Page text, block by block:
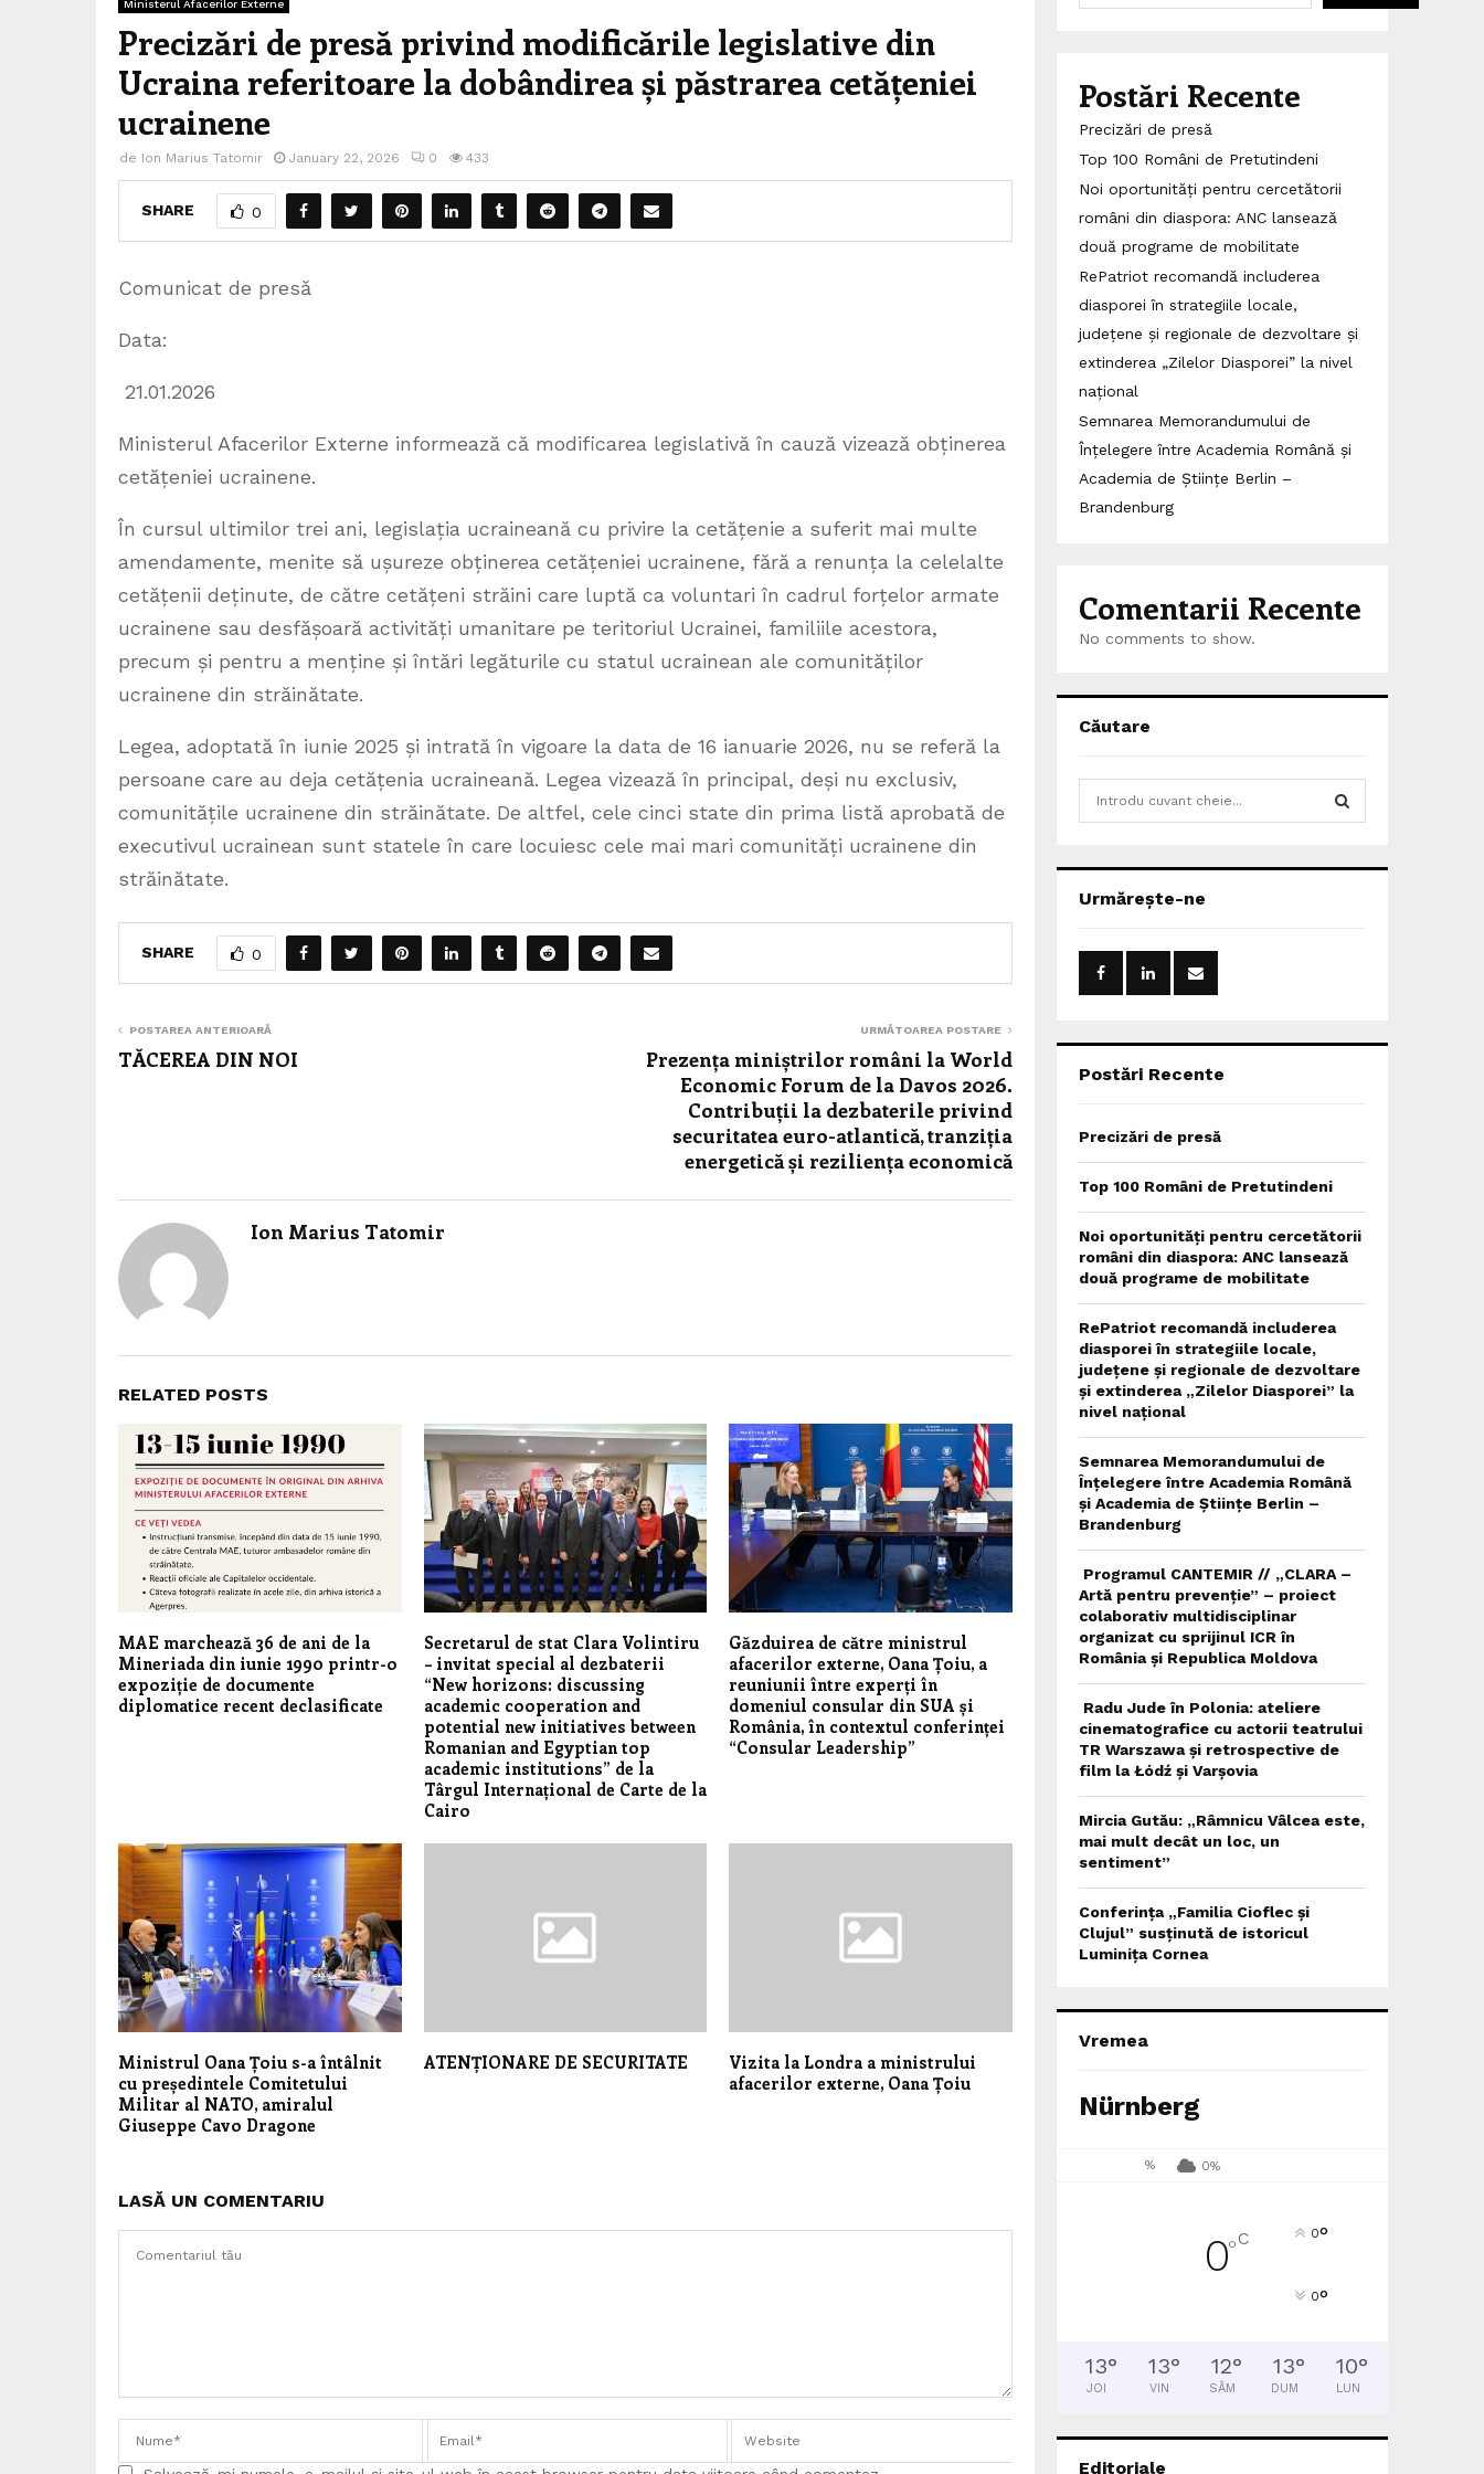
Ministerul Afacerilor Externe
Precizări de presă privind modificările legislative din
Ucraina referitoare la dobândirea și păstrarea cetățeniei
ucrainene
de Ion Marius Tatomir January 22, 2026 0 433
SHARE 0
Comunicat de presă
Data:
21.01.2026
Ministerul Afacerilor Externe informează că modificarea legislativă în cauză vizează obținerea
cetățeniei ucrainene.
În cursul ultimilor trei ani, legislația ucraineană cu privire la cetățenie a suferit mai multe
amendamente, menite să ușureze obținerea cetățeniei ucrainene, fără a renunța la celelalte
cetățenii deținute, de către cetățeni străini care luptă ca voluntari în cadrul forțelor armate
ucrainene sau desfășoară activități umanitare pe teritoriul Ucrainei, familiile acestora,
precum și pentru a menține și întări legăturile cu statul ucrainean ale comunităților
ucrainene din străinătate.
Legea, adoptată în iunie 2025 și intrată în vigoare la data de 16 ianuarie 2026, nu se referă la
persoane care au deja cetățenia ucraineană. Legea vizează în principal, deși nu exclusiv,
comunitățile ucrainene din străinătate. De altfel, cele cinci state din prima listă aprobată de
executivul ucrainean sunt statele în care locuiesc cele mai mari comunități ucrainene din
străinătate.
SHARE 0
POSTAREA ANTERIOARĂ
TĂCEREA DIN NOI
URMĂTOAREA POSTARE
Prezența miniștrilor români la World
Economic Forum de la Davos 2026.
Contribuții la dezbaterile privind
securitatea euro-atlantică, tranziția
energetică și reziliența economică
Ion Marius Tatomir
RELATED POSTS
MAE marchează 36 de ani de la
Mineriada din iunie 1990 printr-o
expoziție de documente
diplomatice recent declasificate
Secretarul de stat Clara Volintiru
– invitat special al dezbaterii
“New horizons: discussing
academic cooperation and
potential new initiatives between
Romanian and Egyptian top
academic institutions” de la
Târgul Internațional de Carte de la
Cairo
Găzduirea de către ministrul
afacerilor externe, Oana Țoiu, a
reuniunii între experți în
domeniul consular din SUA și
România, în contextul conferinței
“Consular Leadership”
Ministrul Oana Țoiu s-a întâlnit
cu președintele Comitetului
Militar al NATO, amiralul
Giuseppe Cavo Dragone
ATENȚIONARE DE SECURITATE
Vizita la Londra a ministrului
afacerilor externe, Oana Țoiu
LASĂ UN COMENTARIU
Postări Recente
Precizări de presă
Top 100 Români de Pretutindeni
Noi oportunități pentru cercetătorii
români din diaspora: ANC lansează
două programe de mobilitate
RePatriot recomandă includerea
diasporei în strategiile locale,
județene și regionale de dezvoltare și
extinderea „Zilelor Diasporei” la nivel
național
Semnarea Memorandumului de
Înțelegere între Academia Română și
Academia de Științe Berlin –
Brandenburg
Comentarii Recente
No comments to show.
Căutare
h
o
:
Urmărește-ne
Postări Recente
Precizări de presă
Top 100 Români de Pretutindeni
Noi oportunități pentru cercetătorii
români din diaspora: ANC lansează
două programe de mobilitate
RePatriot recomandă includerea
diasporei în strategiile locale,
județene și regionale de dezvoltare
și extinderea „Zilelor Diasporei” la
nivel național
Semnarea Memorandumului de
Înțelegere între Academia Română
și Academia de Științe Berlin –
Brandenburg
Programul CANTEMIR // „CLARA –
Artă pentru prevenție” – proiect
colaborativ multidisciplinar
organizat cu sprijinul ICR în
România și Republica Moldova
Radu Jude în Polonia: ateliere
cinematografice cu actorii teatrului
TR Warszawa și retrospective de
film la Łódź și Varșovia
Mircia Gutău: „Râmnicu Vâlcea este,
mai mult decât un loc, un
sentiment”
Conferința „Familia Cioflec și
Clujul” susținută de istoricul
Luminița Cornea
Vremea
Nürnberg
% 0%
0°C 0°
0°
13°
JOI
13°
VIN
12°
SÂM
13°
DUM
10°
LUN
Editoriale